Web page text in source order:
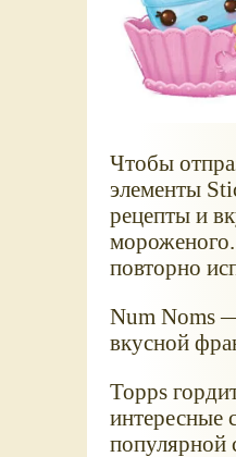
Чтобы
элементы
рецепты и
мороженого.
повторно
Num Noms —
вкусной
Topps
интересные
популярной